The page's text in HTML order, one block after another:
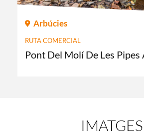
Arbúcies
RUTA COMERCIAL
Pont Del Molí De Les Pipes
IMATGES